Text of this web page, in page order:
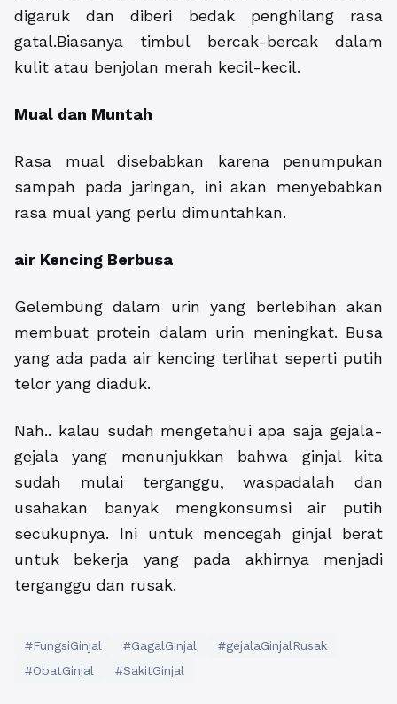
digaruk dan diberi bedak penghilang rasa
gatal.Biasanya timbul bercak-bercak dalam
kulit atau benjolan merah kecil-kecil.
Mual dan Muntah
Rasa mual disebabkan karena penumpukan
sampah pada jaringan, ini akan menyebabkan
rasa mual yang perlu dimuntahkan.
air Kencing Berbusa
Gelembung dalam urin yang berlebihan akan
membuat protein dalam urin meningkat. Busa
yang ada pada air kencing terlihat seperti putih
telor yang diaduk.
Nah.. kalau sudah mengetahui apa saja gejala-
gejala yang menunjukkan bahwa ginjal kita
sudah mulai terganggu, waspadalah dan
usahakan banyak mengkonsumsi air putih
secukupnya. Ini untuk mencegah ginjal berat
untuk bekerja yang pada akhirnya menjadi
terganggu dan rusak.
#FungsiGinjal #GagalGinjal
#gejalaGinjalRusak
#ObatGinjal
#SakitGinjal